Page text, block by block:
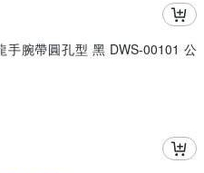
手腕帶圓孔型 黑 DWS-00101 公